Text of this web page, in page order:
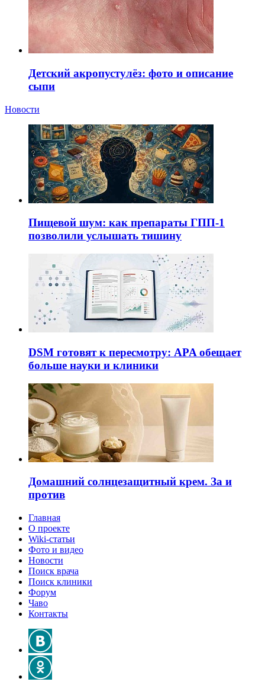
Детский акропустулёз: фото и описание
сыпи
Новости
Пищевой шум: как препараты ГПП-1
позволили услышать тишину
DSM готовят к пересмотру: APA обещает
больше науки и клиники
Домашний солнцезащитный крем. За и
против
Главная
О проекте
Wiki-статьи
Фото и видео
Новости
Поиск врача
Поиск клиники
Форум
Чаво
Контакты